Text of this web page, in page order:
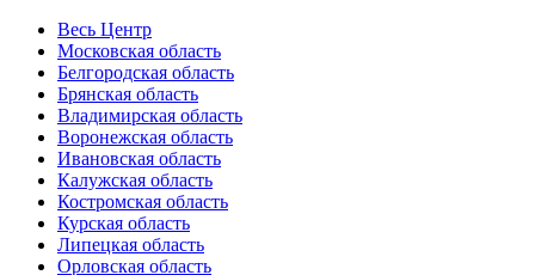
Весь Центр
Московская область
Белгородская область
Брянская область
Владимирская область
Воронежская область
Ивановская область
Калужская область
Костромская область
Курская область
Липецкая область
Орловская область